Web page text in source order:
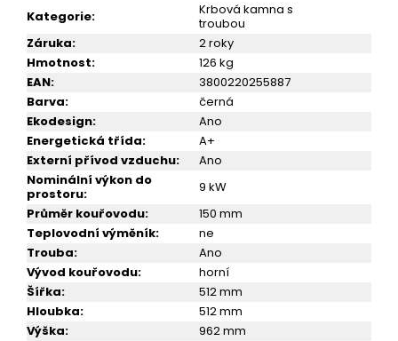
Kategorie:
Krbová kamna s
troubou
Záruka:
2 roky
Hmotnost:
126 kg
EAN:
3800220255887
Barva:
černá
Ekodesign:
Ano
Energetická třída:
A+
Externí přívod vzduchu:
Ano
Nominální výkon do
prostoru:
9 kW
Průměr kouřovodu:
150 mm
Teplovodní výměník:
ne
Trouba:
Ano
Vývod kouřovodu:
horní
Šířka:
512 mm
Hloubka:
512 mm
Výška:
962 mm
SPORÁK
NA
TUHÁ
PALIVA
VICTORIA
VIKI
LUX
19
999
Kč